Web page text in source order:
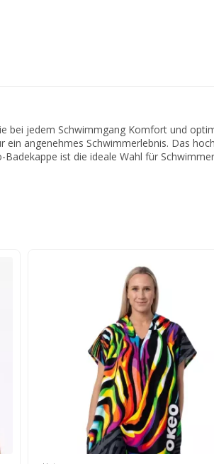
jedem Schwimmgang Komfort und
angenehmes Schwimmerlebnis. Das
ist die ideale Wahl für